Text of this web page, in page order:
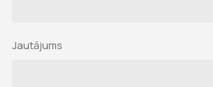
Jautājums